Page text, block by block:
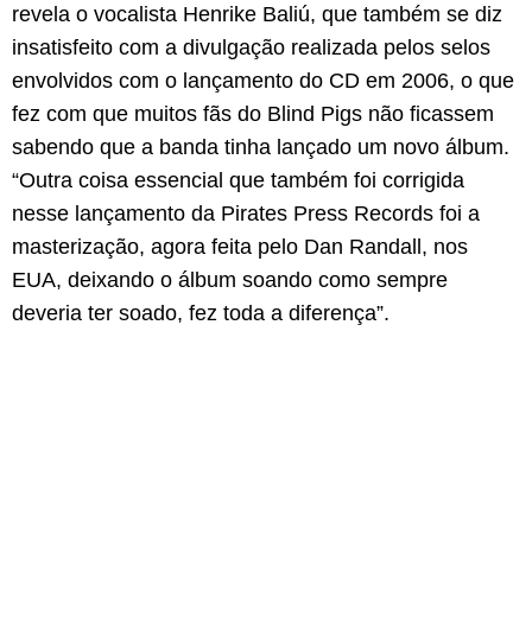
revela o vocalista Henrike Baliú, que também se diz
insatisfeito com a divulgação realizada pelos selos
envolvidos com o lançamento do CD em 2006, o que
fez com que muitos fãs do Blind Pigs não ficassem
sabendo que a banda tinha lançado um novo álbum.
“Outra coisa essencial que também foi corrigida
nesse lançamento da Pirates Press Records foi a
masterização, agora feita pelo Dan Randall, nos
EUA, deixando o álbum soando como sempre
deveria ter soado, fez toda a diferença”.